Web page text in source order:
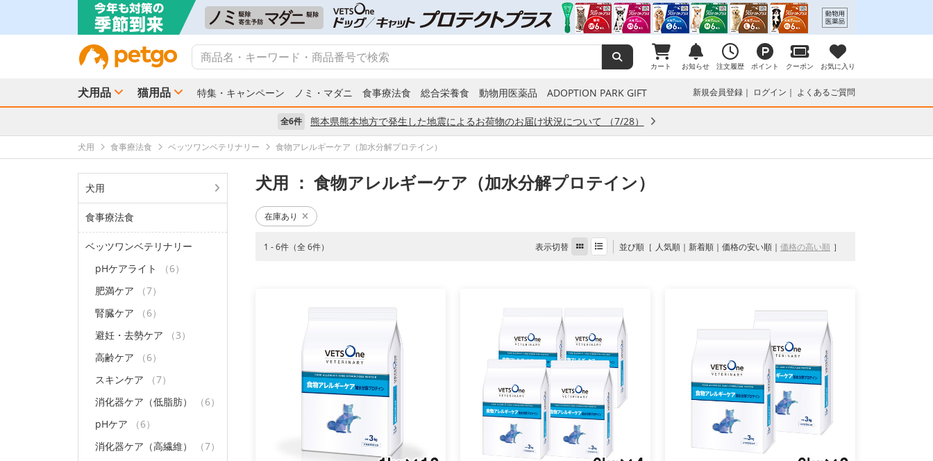
カート お知らせ 注文履歴 ポイント クーポン お気に入り
犬用品 猫用品 特集・キャンペーン ノミ・マダニ 食事療法食 総合栄養食 動物用医薬品 ADOPTION PARK GIFT 新規会員登録 ログイン よくあるご質問
全6件 熊本県熊本地方で発生した地震によるお荷物のお届け状況について （7/28）
犬用 食事療法食 ベッツワンベテリナリー 食物アレルギーケア（加水分解プロテイン）
犬用
食事療法食
ベッツワンベテリナリー
pHケアライト
（6）
肥満ケア
（7）
腎臓ケア
（6）
避妊・去勢ケア
（3）
高齢ケア
（6）
スキンケア
（7）
消化器ケア（低脂肪）
（6）
pHケア
（6）
消化器ケア（高繊維）
（7）
犬用 ： 食物アレルギーケア（加水分解プロテイン）
在庫あり
1 - 6件（全 6件） 表示切替 並び順 人気順 新着順 価格の安い順 価格の高い順